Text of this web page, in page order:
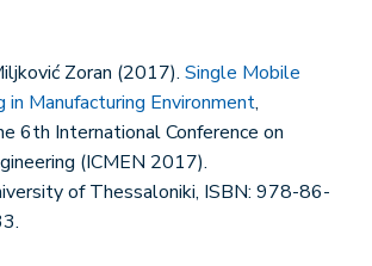
Zoran (2017). Single Mobile
in Manufacturing Environment,
6th International Conference on
(ICMEN 2017).
of Thessaloniki, ISBN: 978-86-